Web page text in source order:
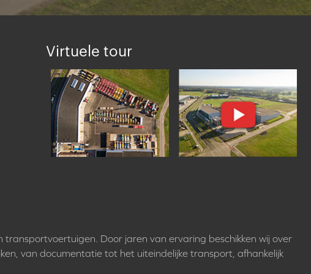
Virtuele tour
Door jaren van ervaring beschikken wij over
van documentatie tot het uiteindelijke transport, afhankelijk